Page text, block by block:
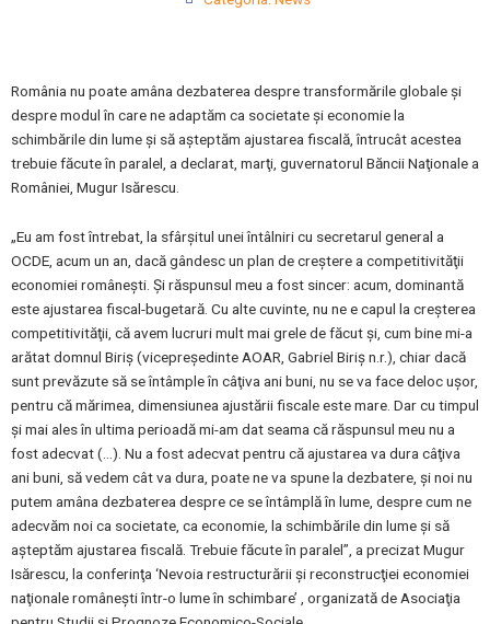
România nu poate amâna dezbaterea despre transformările globale şi
despre modul în care ne adaptăm ca societate şi economie la
schimbările din lume şi să aşteptăm ajustarea fiscală, întrucât acestea
trebuie făcute în paralel, a declarat, marţi, guvernatorul Băncii Naţionale a
României, Mugur Isărescu.
„Eu am fost întrebat, la sfârşitul unei întâlniri cu secretarul general a
OCDE, acum un an, dacă gândesc un plan de creştere a competitivităţii
economiei româneşti. Şi răspunsul meu a fost sincer: acum, dominantă
este ajustarea fiscal-bugetară. Cu alte cuvinte, nu ne e capul la creşterea
competitivităţii, că avem lucruri mult mai grele de făcut şi, cum bine mi-a
arătat domnul Biriş (vicepreşedinte AOAR, Gabriel Biriş n.r.), chiar dacă
sunt prevăzute să se întâmple în câţiva ani buni, nu se va face deloc uşor,
pentru că mărimea, dimensiunea ajustării fiscale este mare. Dar cu timpul
şi mai ales în ultima perioadă mi-am dat seama că răspunsul meu nu a
fost adecvat (…). Nu a fost adecvat pentru că ajustarea va dura câţiva
ani buni, să vedem cât va dura, poate ne va spune la dezbatere, şi noi nu
putem amâna dezbaterea despre ce se întâmplă în lume, despre cum ne
adecvăm noi ca societate, ca economie, la schimbările din lume şi să
aşteptăm ajustarea fiscală. Trebuie făcute în paralel”, a precizat Mugur
Isărescu, la conferinţa ‘Nevoia restructurării şi reconstrucţiei economiei
naţionale româneşti într-o lume în schimbare’ , organizată de Asociaţia